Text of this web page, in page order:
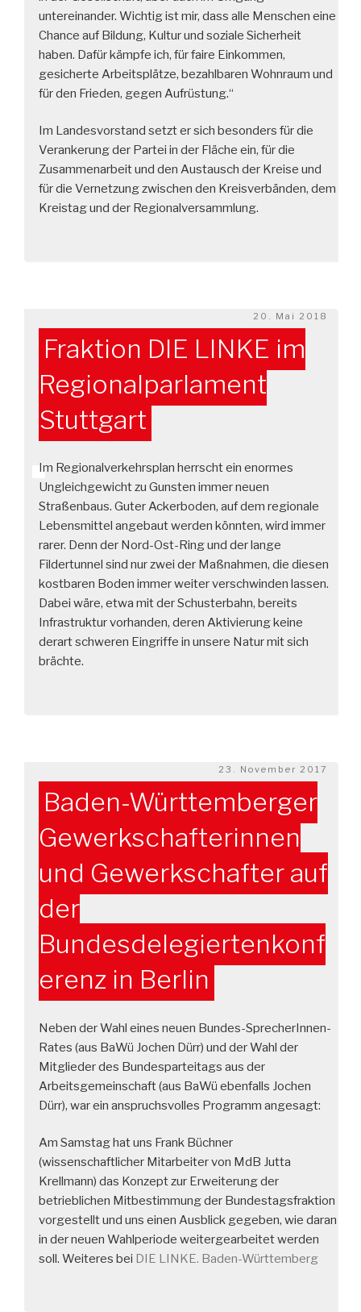
untereinander. Wichtig ist mir, dass alle Menschen eine
Chance auf Bildung, Kultur und soziale Sicherheit
haben. Dafür kämpfe ich, für faire Einkommen,
gesicherte Arbeitsplätze, bezahlbaren Wohnraum und
für den Frieden, gegen Aufrüstung.“
Im Landesvorstand setzt er sich besonders für die
Verankerung der Partei in der Fläche ein, für die
Zusammenarbeit und den Austausch der Kreise und
für die Vernetzung zwischen den Kreisverbänden, dem
Kreistag und der Regionalversammlung.
Veröffentlicht
am
20. Mai 2018
Fraktion DIE LINKE im
Regionalparlament
Stuttgart
Im Regionalverkehrsplan herrscht ein enormes
Ungleichgewicht zu Gunsten immer neuen
Straßenbaus. Guter Ackerboden, auf dem regionale
Lebensmittel angebaut werden könnten, wird immer
rarer. Denn der Nord-Ost-Ring und der lange
Fildertunnel sind nur zwei der Maßnahmen, die diesen
kostbaren Boden immer weiter verschwinden lassen.
Dabei wäre, etwa mit der Schusterbahn, bereits
Infrastruktur vorhanden, deren Aktivierung keine
derart schweren Eingriffe in unsere Natur mit sich
brächte.
Veröffentlicht
am
23. November 2017
Baden-Württemberger
Gewerkschafterinnen
und Gewerkschafter auf
der
Bundesdelegiertenkonf
erenz in Berlin
Neben der Wahl eines neuen Bundes-SprecherInnen-
Rates (aus BaWü Jochen Dürr) und der Wahl der
Mitglieder des Bundesparteitags aus der
Arbeitsgemeinschaft (aus BaWü ebenfalls Jochen
Dürr), war ein anspruchsvolles Programm angesagt:
Am Samstag hat uns Frank Büchner
(wissenschaftlicher Mitarbeiter von MdB Jutta
Krellmann) das Konzept zur Erweiterung der
betrieblichen Mitbestimmung der Bundestagsfraktion
vorgestellt und uns einen Ausblick gegeben, wie daran
in der neuen Wahlperiode weitergearbeitet werden
soll. Weiteres bei DIE LINKE. Baden-Württemberg